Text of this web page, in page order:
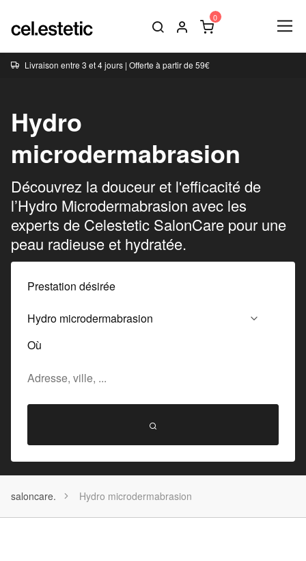
Livraison entre 3 et 4 jours | Offerte à partir de 59€
Hydro
microdermabrasion
Découvrez la douceur et l'efficacité de
l’Hydro Microdermabrasion avec les
experts de Celestetic SalonCare pour une
peau radieuse et hydratée.
Prestation désirée
Où
saloncare. Hydro microdermabrasion